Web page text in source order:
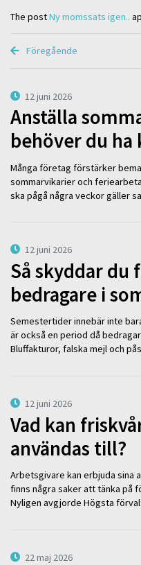
The postNy momssats igen..
Föregående
12 juni 2026
Anställa
behöver du ha
Många företag förstärker
sommarvikarier och
ska pågå några veckor gäller
12 juni 2026
Så skyddar
bedragare i
Semestertider innebär inte
är också en period då
Bluffakturor, falska mejl och
12 juni 2026
Vad kan
användas till?
Arbetsgivare kan erbjuda sina
finns några saker att tänka på
Nyligen avgjorde Högsta
22 maj 2026